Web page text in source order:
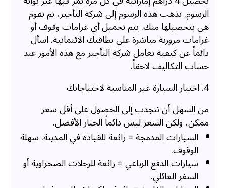
الرسوم. تذهب هذه الرسوم إلى شركة التأجير، ثم تقوم
هي بتحصيلها منك. يتم تحميل أي غرامات وقوف أو
غرامات مرورية مباشرة على بطاقتك الائتمانية. اسأل
دائماً عن كيفية تعامل شركة التأجير مع هذه الأمور عند
حساب التكاليف لاحقاً.
4. اختيار السيارة غير المناسبة لاحتياجاتك
من السهل أن تنجذب إلى الحصول على أقل سعر
ممكن، ولكن السعر ليس دائماً الخيار الأفضل.
السيارات المدمجة = رائعة للقيادة في المدينة. سهلة
الوقوف.
سيارات الدفع الرباعي = رائعة للرحلات الصحراوية أو
السفر العائلي.